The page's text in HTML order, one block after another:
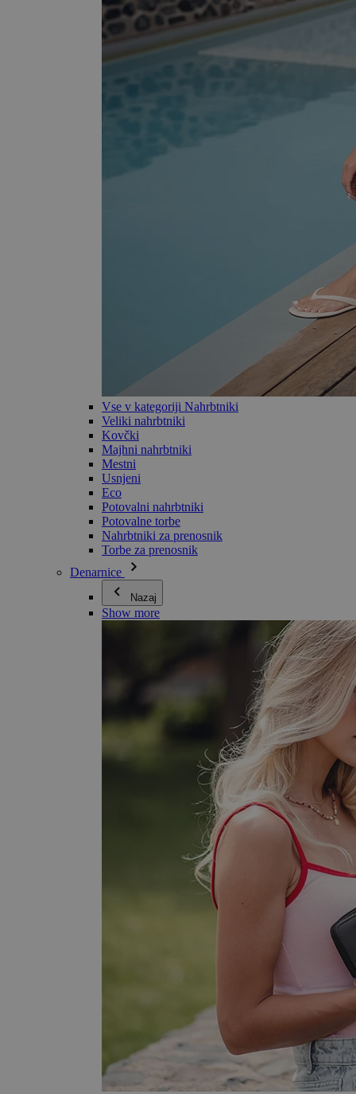
Vse v kategoriji Nahrbtniki
Veliki nahrbtniki
Kovčki
Majhni nahrbtniki
Mestni
Usnjeni
Eco
Potovalni nahrbtniki
Potovalne torbe
Nahrbtniki za prenosnik
Torbe za prenosnik
Denarnice
Nazaj
Show more